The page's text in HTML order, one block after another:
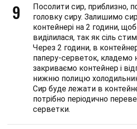
9
Посолити сир, приблизно,
головку сиру. Залишимо
контейнері на 2 години,
виділилася, так як сіль
Через 2 години, в
паперу-серветок, кладемо
закриваємо контейнер і
нижню полицю
Сир буде лежати в
потрібно періодично
серветки.